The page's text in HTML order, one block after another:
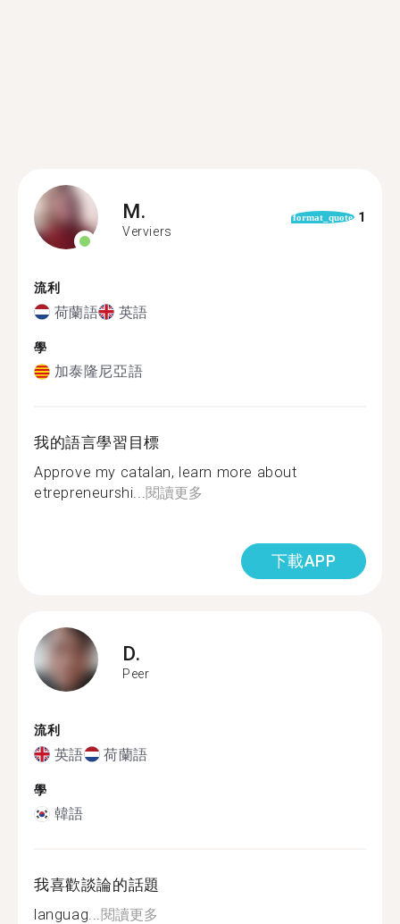
M.
Verviers
format_quote 1
流利
荷蘭語 英語
學
加泰隆尼亞語
我的語言學習目標
Approve my catalan, learn more about
etrepreneurshi...閱讀更多
下載APP
D.
Peer
流利
英語 荷蘭語
學
韓語
我喜歡談論的話題
languag...閱讀更多